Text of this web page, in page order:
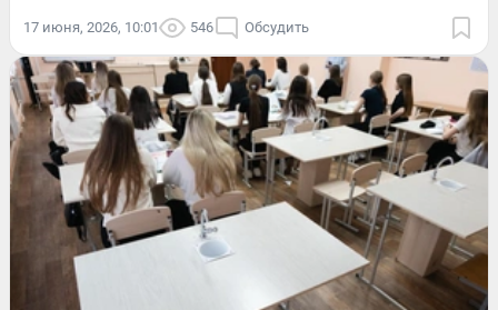
17 июня, 2026, 10:01 546 Обсудить